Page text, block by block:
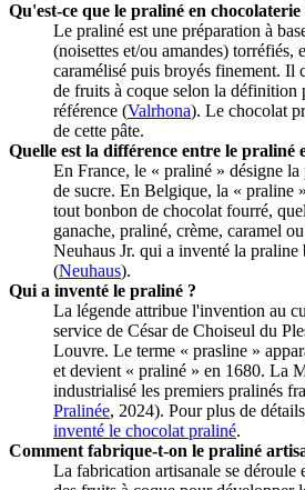
Qu'est-ce que le praliné en chocolaterie
Le praliné est une préparation à
(noisettes et/ou amandes) torréfiés,
caramélisé puis broyés finement. Il
de fruits à coque selon la définition
référence (Valrhona). Le chocolat
de cette pâte.
Quelle est la différence entre le praliné
En France, le « praliné » désigne la
de sucre. En Belgique, la « praline
tout bonbon de chocolat fourré,
ganache, praliné, crème, caramel
Neuhaus Jr. qui a inventé la
(Neuhaus).
Qui a inventé le praliné ?
La légende attribue l'invention au
service de César de Choiseul du
Louvre. Le terme « prasline »
et devient « praliné » en 1680. La
industrialisé les premiers pralinés
Pralinée, 2024). Pour plus de
inventé le chocolat praliné.
Comment fabrique-t-on le praliné
La fabrication artisanale se déroule